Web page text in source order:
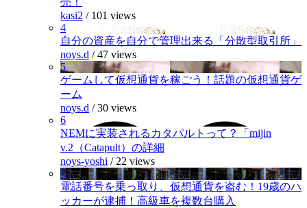
kasi2 / 101 views
4
自分の資産を自分で管理出来る「分散型取引所」
noys.d /47 views
5
ゲームして仮想通貨を稼ごう！話題の仮想通貨ゲ
ーム
noys.d /30 views
6
NEMに実装されるカタパルトって？「mijin
v.2（Catapult）の詳細
noys-yoshi / 22 views
7
電話番号を乗っ取り、仮想通貨を盗む！19歳のハ
ッカーが逮捕！高級車を複数台購入